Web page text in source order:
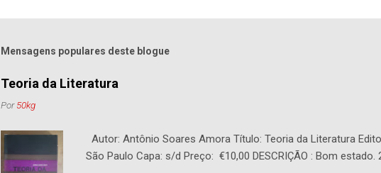
Mensagens populares deste blogue
Teoria da Literatura
Por50kg
Autor: Antônio Soares Amora Título: Teoria da Literatura
São Paulo Capa: s/d Preço: €10,00 DESCRIÇÃO : Bom estado.